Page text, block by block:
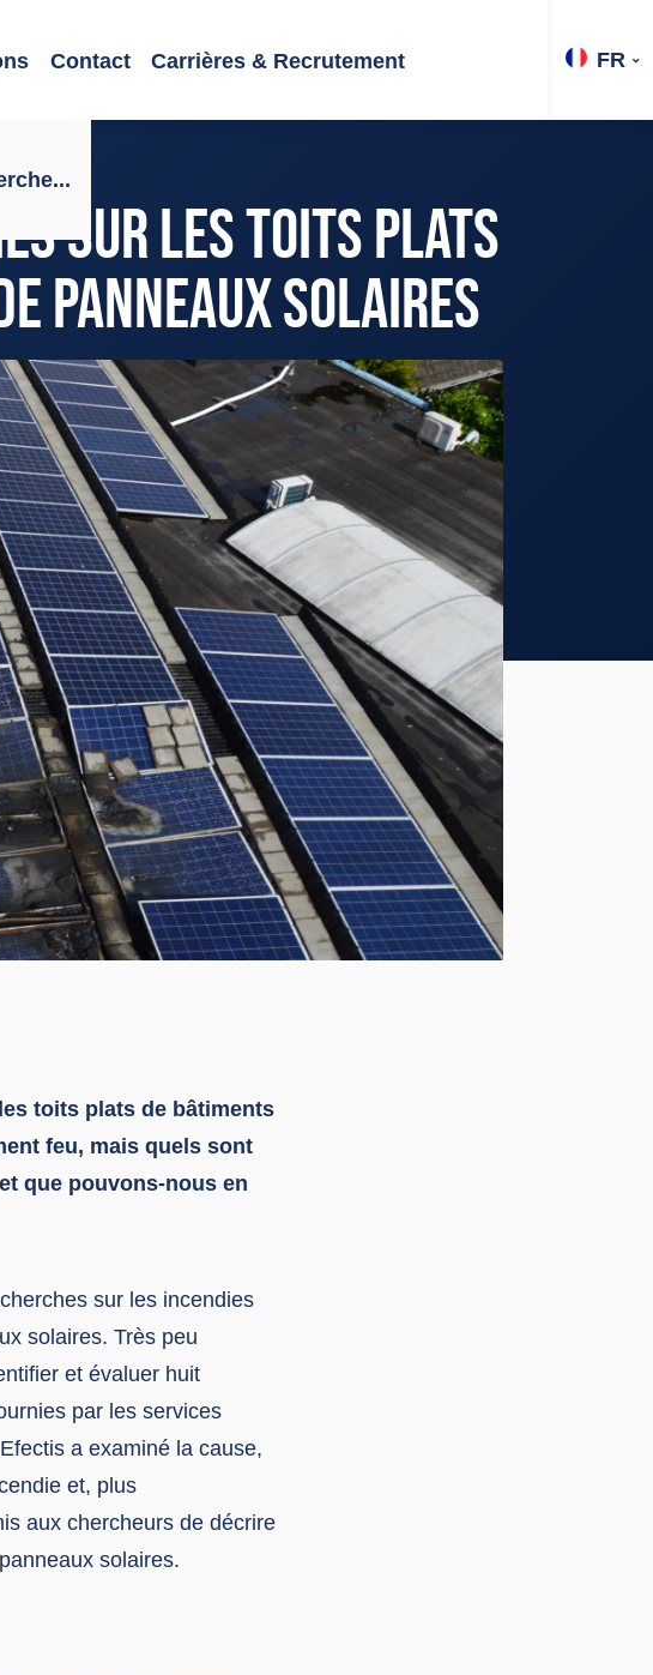
FR
Contact Carrières & Recrutement
SUR LES TOITS PLATS
PANNEAUX SOLAIRES
toits plats de bâtiments
feu, mais quels sont
que pouvons-nous en
sur les incendies
solaires. Très peu
et évaluer huit
par les services
a examiné la cause,
et, plus
aux chercheurs de décrire
solaires.